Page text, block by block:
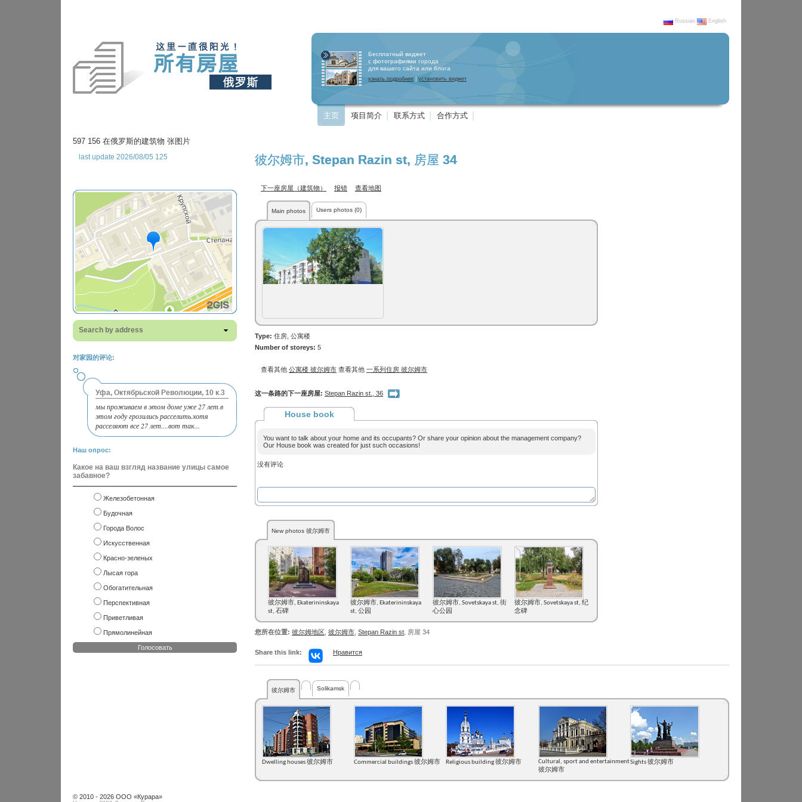
Russian English
Бесплатный виджет
с фотографиями города
для вашего сайта или блога
узнать подробнее установить виджет
主页 项目简介 联系方式 合作方式
597 156 在俄罗斯的建筑物 张图片
last update 2026/08/05 125
Search by address
对家园的评论:
Уфа, Октябрьской Революции, 10 к.3
мы проживаем в этом доме уже 27 лет.в
этом году грозились расселить.хотя
расселяют все 27 лет....вот так...
Наш опрос:
Какое на ваш взгляд название улицы самое
забавное?
Железобетонная
Будочная
Города Волос
Искусственная
Красно-зеленых
Лысая гора
Обогатительная
Перспективная
Приветливая
Прямолинейная
Голосовать
彼尔姆市, Stepan Razin st, 房屋 34
下一座房屋（建筑物） 报错 查看地图
Main photos Users photos (0)
Type: 住房, 公寓楼
Number of storeys: 5
查看其他 公寓楼 彼尔姆市 查看其他 一系列住房 彼尔姆市
这一条路的下一座房屋: Stepan Razin st., 36
House book
You want to talk about your home and its occupants? Or share your opinion about the management company?
Our House book was created for just such occasions!
没有评论
New photos 彼尔姆市
彼尔姆市, Ekaterininskaya
st, 石碑
彼尔姆市, Ekaterininskaya
st, 公园
彼尔姆市, Sovetskaya st, 街
心公园
彼尔姆市, Sovetskaya st, 纪
念碑
您所在位置: 彼尔姆地区 彼尔姆市 Stepan Razin st , 房屋 34
Share this link: Нравится
彼尔姆市 Solikamsk
Dwelling houses 彼尔姆市 Commercial buildings 彼尔姆市 Religious building 彼尔姆市
Cultural, sport and entertainment
彼尔姆市
Sights 彼尔姆市
© 2010 - 2026 ООО «Курара»